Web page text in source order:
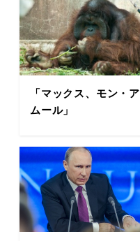
「マックス、モン・ア
ムール」